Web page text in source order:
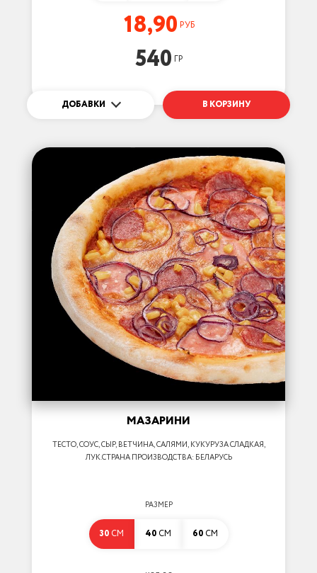
18,90 РУБ
540 ГР
ДОБАВКИ В КОРЗИНУ
МАЗАРИНИ
ТЕСТО, СОУС, СЫР, ВЕТЧИНА, САЛЯМИ, КУКУРУЗА СЛАДКАЯ,
ЛУК.СТРАНА ПРОИЗВОДСТВА: БЕЛАРУСЬ
РАЗМЕР
30 СМ 40 СМ 60 СМ